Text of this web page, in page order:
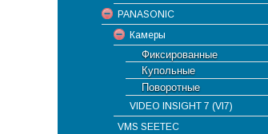
PANASONIC
Камеры
Фиксированные
Купольные
Поворотные
VIDEO INSIGHT 7 (VI7)
VMS SEETEC